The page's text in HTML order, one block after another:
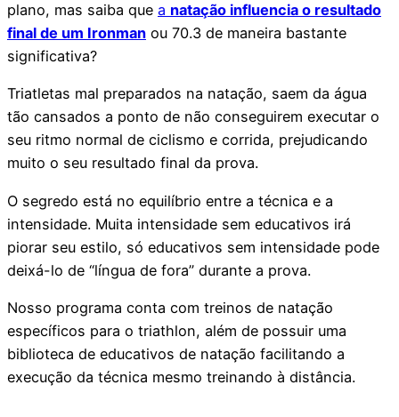
plano, mas saiba que a natação influencia o resultado
final de um Ironman ou 70.3 de maneira bastante
significativa?
Triatletas mal preparados na natação, saem da água
tão cansados a ponto de não conseguirem executar o
seu ritmo normal de ciclismo e corrida, prejudicando
muito o seu resultado final da prova.
O segredo está no equilíbrio entre a técnica e a
intensidade. Muita intensidade sem educativos irá
piorar seu estilo, só educativos sem intensidade pode
deixá-lo de “língua de fora” durante a prova.
Nosso programa conta com treinos de natação
específicos para o triathlon, além de possuir uma
biblioteca de educativos de natação facilitando a
execução da técnica mesmo treinando à distância.